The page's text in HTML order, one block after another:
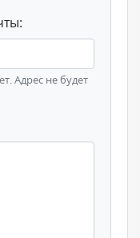
Адрес не будет